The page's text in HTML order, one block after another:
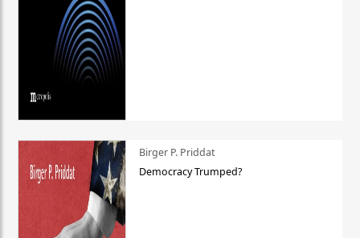
Birger P. Priddat
Democracy Trumped?